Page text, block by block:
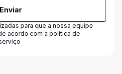
Enviar
para que a nossa equipe
acordo com a política de